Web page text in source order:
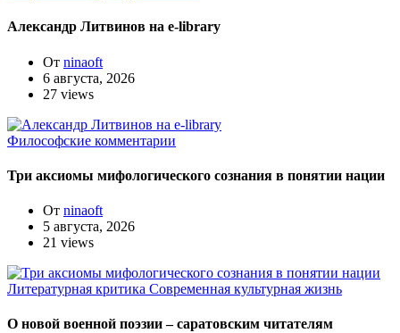
Александр Литвинов на e-library
От ninaoft
6 августа, 2026
27 views
Философские комментарии
Три аксиомы мифологического сознания в понятии нации
От ninaoft
5 августа, 2026
21 views
Литературная критика Современная культурная жизнь
О новой военной поэзии – саратовским читателям